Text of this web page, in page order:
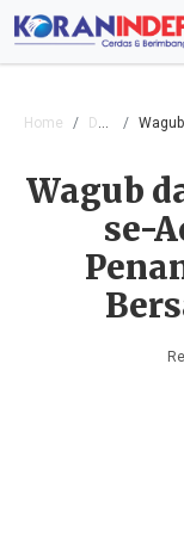
Home Daerah Wagub
Wagub
se-